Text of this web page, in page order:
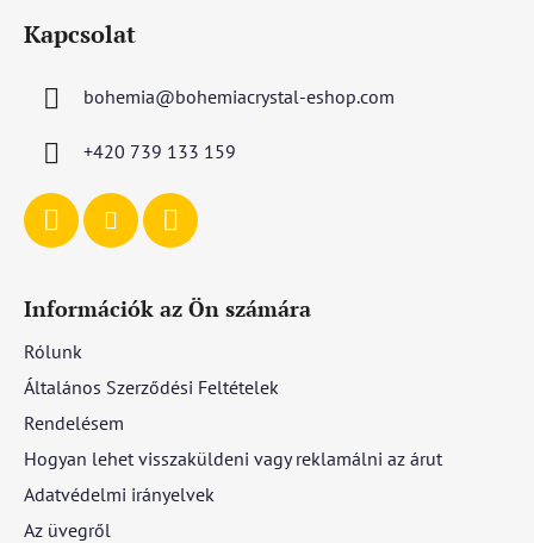
Kapcsolat
bohemia@bohemiacrystal-eshop.com
+420 739 133 159
Információk az Ön számára
Rólunk
Általános Szerződési Feltételek
Rendelésem
Hogyan lehet visszaküldeni vagy reklamálni az árut
Adatvédelmi irányelvek
Az üvegről